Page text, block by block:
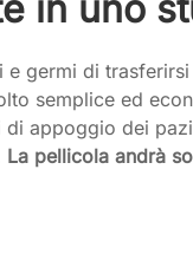
germi di trasferirsi
semplice ed
appoggio dei
La pellicola andrà